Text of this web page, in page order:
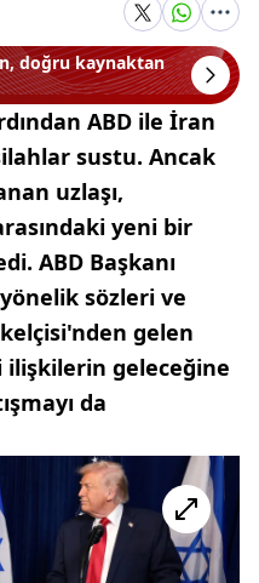
doğru kaynaktan
ABD ile İran
sustu. Ancak
uzlaşı,
yeni bir
ABD Başkanı
sözleri ve
gelen
ilişkilerin geleceğine
da